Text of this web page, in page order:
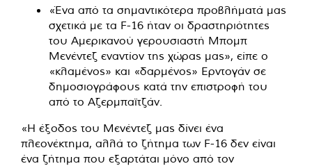
«Ένα από τα σημαντικότερα προβλήματά μας
σχετικά με τα F-16 ήταν οι δραστηριότητες
του Αμερικανού γερουσιαστή Μπομπ
Μενέντεζ εναντίον της χώρας μας», είπε ο
«κλαμένος» και «δαρμένος» Ερντογάν σε
δημοσιογράφους κατά την επιστροφή του
από το Αζερμπαϊτζάν.
«Η έξοδος του Μενέντεζ μας δίνει ένα
πλεονέκτημα, αλλά το ζήτημα των F-16 δεν είναι
ένα ζήτημα που εξαρτάται μόνο από τον